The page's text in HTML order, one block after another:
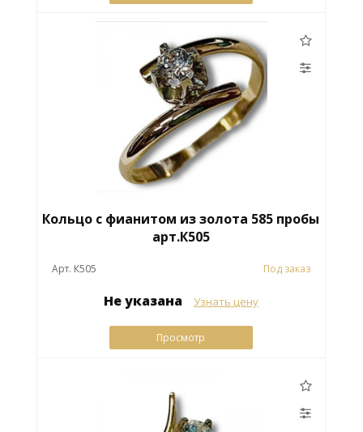
Кольцо с фианитом из золота 585 пробы
арт.К505
Арт. К505 Под заказ
Не указана Узнать цену
Просмотр